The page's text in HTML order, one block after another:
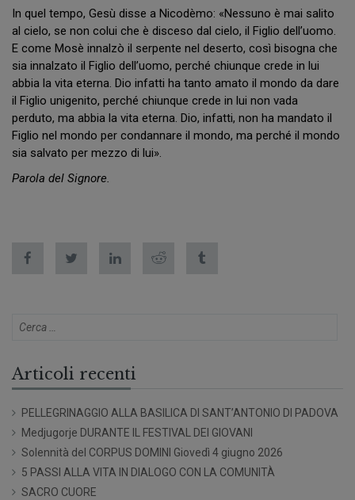
In quel tempo, Gesù disse a Nicodèmo: «Nessuno è mai salito
al cielo, se non colui che è disceso dal cielo, il Figlio dell’uomo.
E come Mosè innalzò il serpente nel deserto, così bisogna che
sia innalzato il Figlio dell’uomo, perché chiunque crede in lui
abbia la vita eterna. Dio infatti ha tanto amato il mondo da dare
il Figlio unigenito, perché chiunque crede in lui non vada
perduto, ma abbia la vita eterna. Dio, infatti, non ha mandato il
Figlio nel mondo per condannare il mondo, ma perché il mondo
sia salvato per mezzo di lui».
Parola del Signore.
Articoli recenti
PELLEGRINAGGIO ALLA BASILICA DI SANT’ANTONIO DI PADOVA
Medjugorje DURANTE IL FESTIVAL DEI GIOVANI
Solennità del CORPUS DOMINI Giovedì 4 giugno 2026
5 PASSI ALLA VITA IN DIALOGO CON LA COMUNITÀ
SACRO CUORE